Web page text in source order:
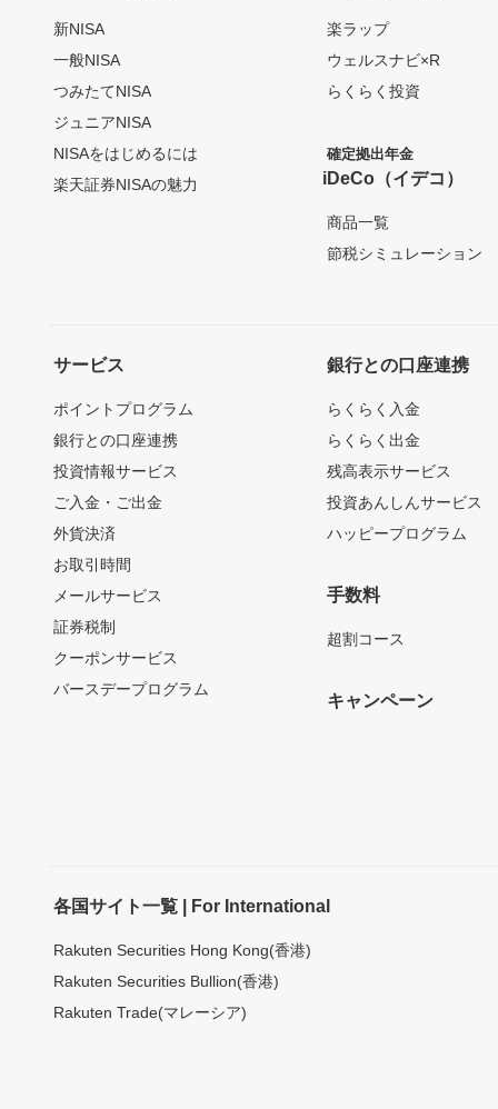
新NISA
一般NISA
つみたてNISA
ジュニアNISA
NISAをはじめるには
楽天証券NISAの魅力
楽ラップ
ウェルスナビ×R
らくらく投資
確定拠出年金
iDeCo（イデコ）
商品一覧
節税シミュレーション
サービス
ポイントプログラム
銀行との口座連携
投資情報サービス
ご入金・ご出金
外貨決済
お取引時間
メールサービス
証券税制
クーポンサービス
バースデープログラム
銀行との口座連携
らくらく入金
らくらく出金
残高表示サービス
投資あんしんサービス
ハッピープログラム
手数料
超割コース
キャンペーン
各国サイト一覧 | For International
Rakuten Securities Hong Kong(香港)
Rakuten Securities Bullion(香港)
Rakuten Trade(マレーシア)